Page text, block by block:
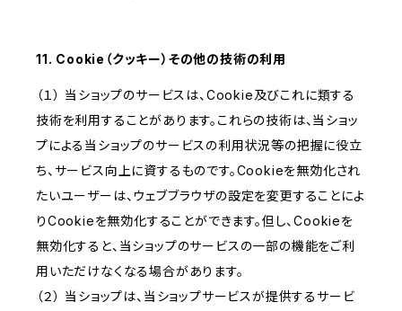
11. Cookie（クッキー）その他の技術の利用
（１） 当ショップのサービスは、Cookie及びこれに類する
技術を利用することがあります。これらの技術は、当ショッ
プによる当ショップのサービスの利用状況等の把握に役立
ち、サービス向上に資するものです。Cookieを無効化され
たいユーザーは、ウェブブラウザの設定を変更することによ
りCookieを無効化することができます。但し、Cookieを
無効化すると、当ショップのサービスの一部の機能をご利
用いただけなくなる場合があります。
（２） 当ショップは、当ショップサービスが提供するサービ